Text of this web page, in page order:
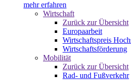
mehr erfahren
Wirtschaft
Zurück zur Übersicht
Europaarbeit
Wirtschaftspreis
Wirtschaftsförderung
Mobilität
Zurück zur Übersicht
Rad- und Fußverkehr